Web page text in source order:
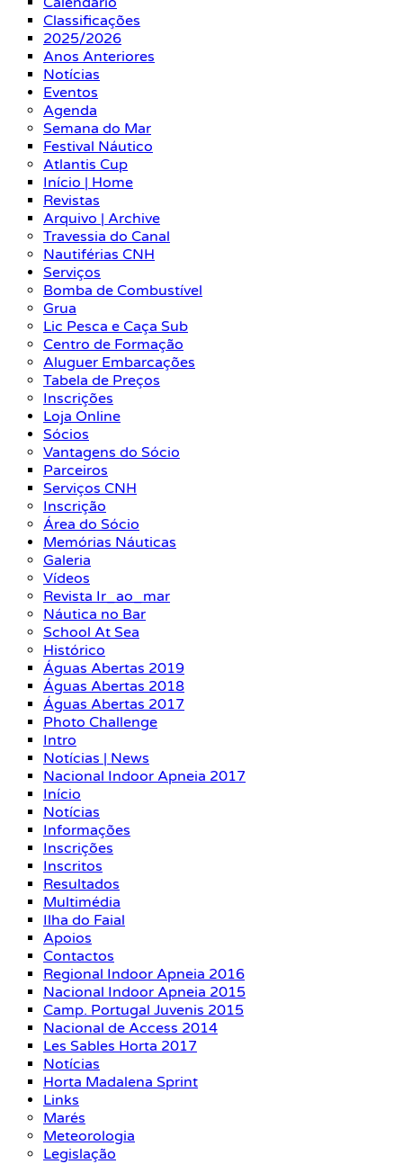
Classificações
2025/2026
Anos Anteriores
Notícias
Eventos
Agenda
Semana do Mar
Festival Náutico
Atlantis Cup
Início | Home
Revistas
Arquivo | Archive
Travessia do Canal
Nautiférias CNH
Serviços
Bomba de Combustível
Grua
Lic Pesca e Caça Sub
Centro de Formação
Aluguer Embarcações
Tabela de Preços
Inscrições
Loja Online
Sócios
Vantagens do Sócio
Parceiros
Serviços CNH
Inscrição
Área do Sócio
Memórias Náuticas
Galeria
Vídeos
Revista Ir_ao_mar
Náutica no Bar
School At Sea
Histórico
Águas Abertas 2019
Águas Abertas 2018
Águas Abertas 2017
Photo Challenge
Intro
Notícias | News
Nacional Indoor Apneia 2017
Início
Notícias
Informações
Inscrições
Inscritos
Resultados
Multimédia
Ilha do Faial
Apoios
Contactos
Regional Indoor Apneia 2016
Nacional Indoor Apneia 2015
Camp. Portugal Juvenis 2015
Nacional de Access 2014
Les Sables Horta 2017
Notícias
Horta Madalena Sprint
Links
Marés
Meteorologia
Legislação